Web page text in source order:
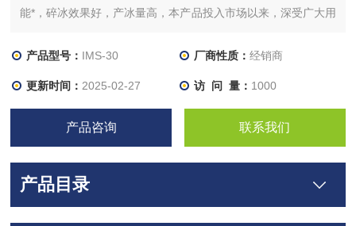
能*，碎冰效果好，产冰量高，本产品投入市场以来，深受广大用
不同客户的需求。
产品型号： IMS-30 厂商性质： 经销商
更新时间： 2025-02-27 访 问 量： 1000
产品咨询 联系我们
产品目录